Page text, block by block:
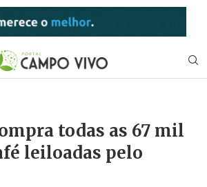
todas as 67 mil
leiloadas pelo